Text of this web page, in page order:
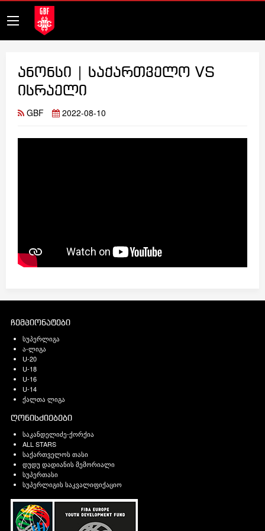
ანონსი | საქართველო VS
ისრაელი
GBF 2022-08-10
ჩემპიონატები
სუპერლიგა
ა-ლიგა
U-20
U-18
U-16
U-14
ქალთა ლიგა
ღონისძიებები
საკანდელიძე-ქორქია
ALL STARS
საქართველოს თასი
დუდუ დადიანის მემორიალი
სუპერთასი
სუპერლიგის საკვალიფიქაციო